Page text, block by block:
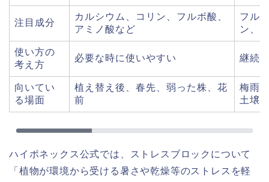
注目成分
カルシウム、コリン、フルボ酸、
アミノ酸など
フル
ン、
使い方の
考え方
必要な時に使いやすい 継続
向いてい
る場面
植え替え後、春先、弱った株、花
前
梅雨
土壌
ハイポネックス公式では、ストレスブロックについて
「植物が環境から受ける暑さや乾燥等のストレスを軽